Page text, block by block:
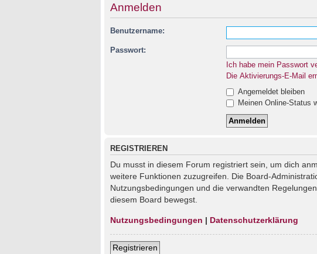
Anmelden
Benutzername:
Passwort:
Ich habe mein Passwort
Die Aktivierungs-E-Mail
Angemeldet bleiben
Meinen Online-Status
REGISTRIEREN
Du musst in diesem Forum registriert sein, um dich
weitere Funktionen zuzugreifen. Die Board-
Nutzungsbedingungen und die verwandten
diesem Board bewegst.
Nutzungsbedingungen | Datenschutzerklärung
Registrieren